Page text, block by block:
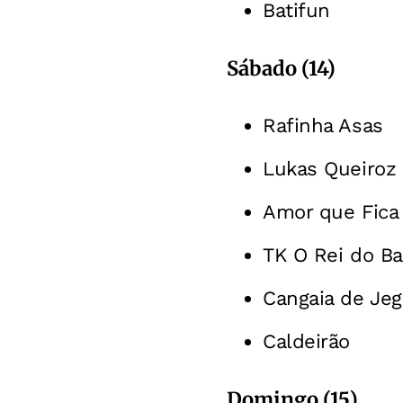
Batifun
Sábado (14)
Rafinha Asas
Lukas Queiroz
Amor que Fica
TK O Rei do
Cangaia de
Caldeirão